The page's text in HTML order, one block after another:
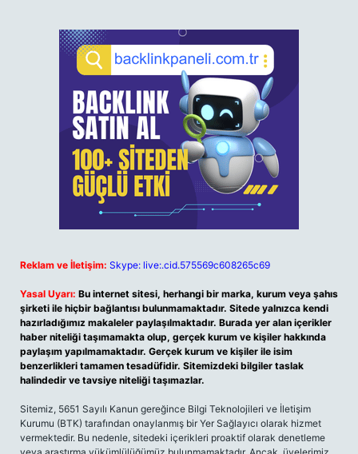
Reklam ve İletişim: Skype: live:.cid.575569c608265c69
Yasal Uyarı: Bu internet sitesi, herhangi bir marka, kurum veya şahıs
şirketi ile hiçbir bağlantısı bulunmamaktadır. Sitede yalnızca kendi
hazırladığımız makaleler paylaşılmaktadır. Burada yer alan içerikler
haber niteliği taşımamakta olup, gerçek kurum ve kişiler hakkında
paylaşım yapılmamaktadır. Gerçek kurum ve kişiler ile isim
benzerlikleri tamamen tesadüfidir. Sitemizdeki bilgiler taslak
halindedir ve tavsiye niteliği taşımazlar.
Sitemiz, 5651 Sayılı Kanun gereğince Bilgi Teknolojileri ve İletişim
Kurumu (BTK) tarafından onaylanmış bir Yer Sağlayıcı olarak hizmet
vermektedir. Bu nedenle, sitedeki içerikleri proaktif olarak denetleme